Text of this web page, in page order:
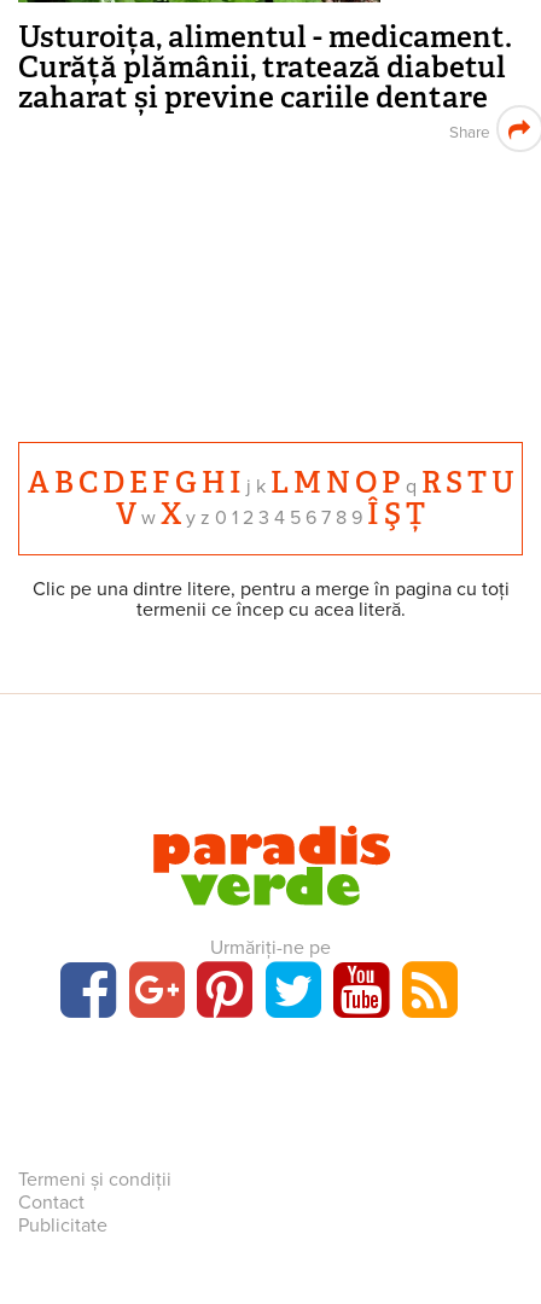
Usturoița, alimentul - medicament.
Curăță plămânii, tratează diabetul
zaharat și previne cariile dentare
Share
ABCDEFGHI j k LMNOP q RSTU
V w X y z 0 1 2 3 4 5 6 7 8 9 ÎŞȚ
Clic pe una dintre litere, pentru a merge în pagina cu toți
termenii ce încep cu acea literă.
Urmăriți-ne pe
Termeni și condiții
Contact
Publicitate